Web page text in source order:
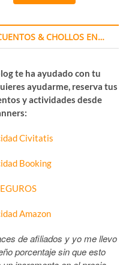
& CHOLLOS EN…
te ha ayudado con tu
ayudarme, reserva tus
y actividades desde
de afiliados y yo me llevo
porcentaje sin que esto